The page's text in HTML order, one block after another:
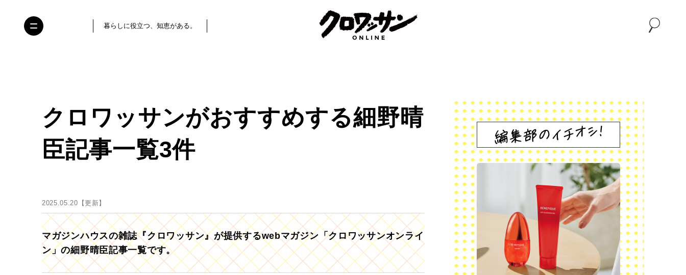
暮らしに役立つ、知恵がある。
クロワッサンがおすすめする細野晴
臣記事一覧3件
2025.05.20【更新】
マガジンハウスの雑誌『クロワッサン』が提供するwebマガジン「クロワッサンオンライ
ン」の細野晴臣記事一覧です。